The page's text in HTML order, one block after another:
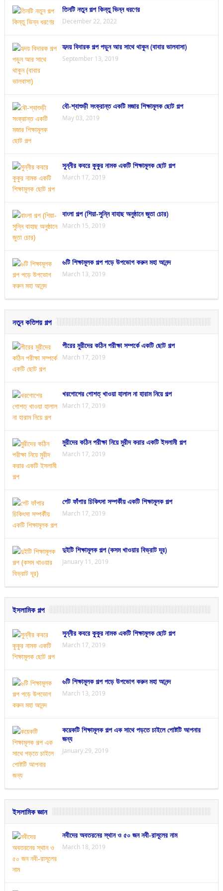
তিনটি নতুন গল্প কিন্তু ভিন্ন ধরণের
December 22, 2022
হৃদয় বিদারক গল্প পড়ুন আর সাথে থাকুন (বাবার ভালবাসা)
September 13, 2019
বৌ-শ্বাশুড়ী সংক্রান্ত একটি মজার শিক্ষামূলক ছোট গল্প
May 03, 2019
সুন্নীর কবরে কুকুর নামক একটি শিক্ষামূলক ছোট গল্প
March 17, 2019
বাংলা গল্প (শিয়া-সুন্নি বাহাছ অনুষ্ঠানে জুতা চোর)
March 15, 2019
৬টি শিক্ষামূলক গল্প পড়ে উপভোগ করুন মহা আনন্দ
March 13, 2019
নতুন কতিপয় গল্প
পীরের মুরীদের কঠিন পরীক্ষা সম্পর্কে একটি ছোট গল্প
March 17, 2019
খরগোশের গোশত্ খাওয়া হালাল না হারাম নিয়ে গল্প
March 17, 2019
মুরীদের কঠিন পরীক্ষা নিয়ে মুরীদ করার একটি ইসলামী গল্প
March 17, 2019
পেট ফাঁপার চিকিৎসা সম্পর্কীয় একটি শিক্ষামূলক গল্প
March 17, 2019
দুইটি শিক্ষামূলক গল্প (কসম খাওয়ার বিভ্রাট দূর)
January 11, 2019
ইসলামিক গল্প
সুন্নীর কবরে কুকুর নামক একটি শিক্ষামূলক ছোট গল্প
March 17, 2019
৬টি শিক্ষামূলক গল্প পড়ে উপভোগ করুন মহা আনন্দ
March 13, 2019
কয়েকটি শিক্ষামূলক গল্প এক সাথে পড়তে চাইলে পোষ্টটি আপনার
জন্য
January 29, 2019
ইসলামিক জ্ঞান
নবীদের অবতরনের স্থান ও ৫০ জন নবী-রাসূলের নাম
March 18, 2019